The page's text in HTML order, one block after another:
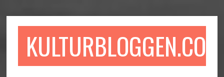
till
till
sidofältet
till
KULTURBLOGGEN.COM